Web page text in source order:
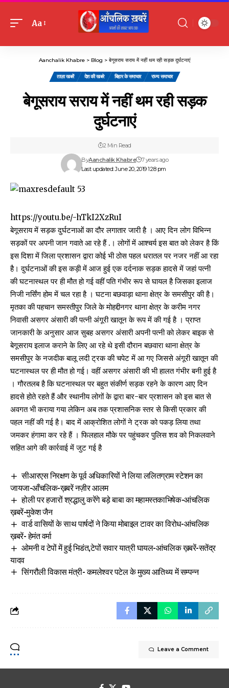
Font
Aa
Aanchalik Khabre > Blog > बेगूसराय सराय में नहीं थम रही सड़क दुर्घटनाएं
ताज़ा खबरें देश की खबरे बिहार के समाचार राज्य समाचार
बेगूसराय सराय में नहीं थम रही सड़क
दुर्घटनाएं
Last updated: June 20, 2019 1:28 pm
ByAanchalik Khabre 7 years ago
2 Min Read
https://youtu.be/-hTkI2XzRuI
बेगूसराय में सड़क दुर्घटनाओं का दौर लगातार जारी है । आए दिन लोग विभिन्न
सड़कों पर अपनी जान गवाते आ रहे हैं .। लोगों में आश्चर्य इस बात को लेकर है किं
इस दिशा में जिला प्रशासन द्वारा कोई भी ठोस पहल धरातल पर नजर नहीं आ रहा
है। दुर्घटनाओं की इस कड़ी में आज हुई एक दर्दनाक सड़क हादसे में जहां पत्नी
की घटनास्थल पर ही मौत हो गई वहीं पति गंभीर रूप से घायल है जिसका इलाज
निजी नर्सिंग होम में चल रहा है । घटना बछवाड़ा थाना क्षेत्र के समसीपुर की है।
मृतका की पहचान समस्तीपुर जिले के मोहद्दीनगर थाना क्षेत्र के करीम नगर
निवासी असगर अंसारी की पत्नी अंगूरी खातून के रूप में की गई है । प्राप्त
जानकारी के अनुसार आज सुबह असगर अंसारी अपनी पत्नी को लेकर बाइक से
बेगूसराय इलाज कराने के लिए आ रहे थे इसी दौरान बछवारा थाना क्षेत्र के
समसीपुर के नजदीक बालू लदी ट्रक की चपेट में आ गए जिससे अंगूरी खातून की
घटनास्थल पर ही मौत हो गई। वहीं असगर अंसारी की भी हालत गंभीर बनी हुई है
। गौरतलब है कि घटनास्थल पर बहुत संकीर्ण सड़क रहने के कारण आए दिन
हादसे होते रहते हैं और स्थानीय लोगों के द्वारा बार-बार प्रशासन को इस बात से
अवगत भी कराया गया लेकिन अब तक प्रशासनिक स्तर से किसी प्रकार की
पहल नहीं की गई है। बाद में आक्रोशित लोगों ने ट्रक को पकड़ लिया तथा
जमकर हंगामा कर रहे हैं । फिलहाल मौके पर पहुंचकर पुलिस शव को निकलवाने
सहित आगे की कार्रवाई में जुट गई है
सीआरएस निरक्षण के पूर्व अधिकारियों ने लिया ललितग्राम स्टेशन का
जायजा-आँचलिक-ख़बरें नज़ीर आलम
होली पर हजारों श्रद्धालु करेंगे बड़े बाबा का महामस्तकाभिषेक-आंचलिक
ख़बरें-मुकेश जैन
वार्ड वासियों के साथ पार्षदों ने किया मोबाइल टावर का विरोध-आंचलिक
ख़बरें- हेमंत वर्मा
ओमनी व टेपों में हुई भिडंत,टेपों सवार यात्री घायल-आंचलिक ख़बरें-सतेंद्र
यादव
सिंगरौली विकास मंत्री- कमलेश्वर पटेल के मुख्य आतिथ्य में सम्पन्न
Leave a Comment